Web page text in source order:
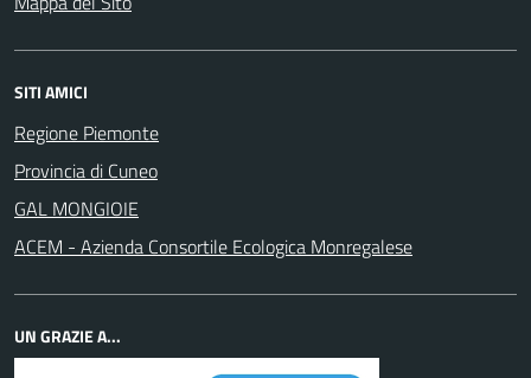
SITI AMICI
Regione Piemonte
Provincia di Cuneo
GAL MONGIOIE
ACEM - Azienda Consortile Ecologica Monregalese
UN GRAZIE A...